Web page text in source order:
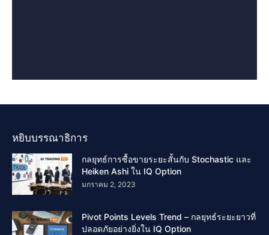
หยิบบรรณาธิการ
กลยุทธ์การซื้อขายระยะสั้นกับ Stochastic และ
Heiken Ashi ใน IQ Option
มกราคม 2, 2023
Pivot Points Levels Trend – กลยุทธ์ระยะยาวที่
ปลอดภัยอย่างยิ่งใน IQ Option